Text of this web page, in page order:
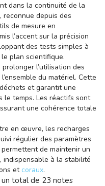
dans la continuité de la
depuis des
de mesure en
l’accent sur la précision
des tests simples à
plan scientifique.
l’utilisation des
du matériel. Cette
et garantit une
le temps. Les réactifs sont
une cohérence totale
en œuvre, les recharges
régulier des paramètres
de maintenir un
indispensable à la stabilité
et coraux.
un total de 23 notes